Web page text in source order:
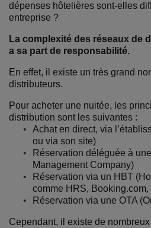
dépenses hôtelières sont-elles
entreprise ?
La complexité des réseaux de
a sa part de responsabilité.
En effet, il existe un très grand
distributeurs.
Pour acheter une nuitée, les
distribution sont les suivantes :
Achat en direct, via
ou via son site)
Réservation déléguée à
Management Company)
Réservation via un HBT
comme HRS, Booking.com,
Réservation via une OTA
Cependant, il existe de